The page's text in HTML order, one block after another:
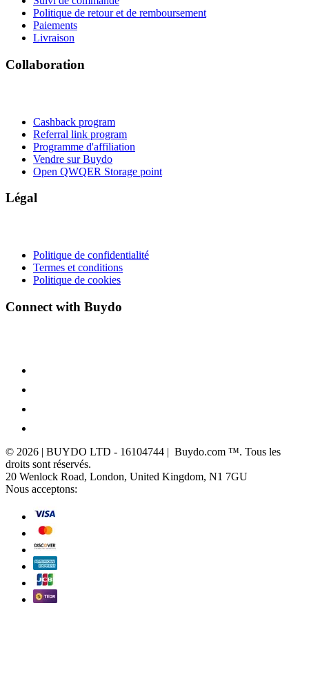
Politique de retour et de remboursement
Paiements
Livraison
Collaboration
Cashback program
Referral link program
Programme d'affiliation
Vendre sur Buydo
Open QWQER Storage point
Légal
Politique de confidentialité
Termes et conditions
Politique de cookies
Connect with Buydo
© 2026 | BUYDO LTD - 16104744 | Buydo.com ™. Tous les
droits sont réservés.
20 Wenlock Road, London, United Kingdom, N1 7GU
Nous acceptons: